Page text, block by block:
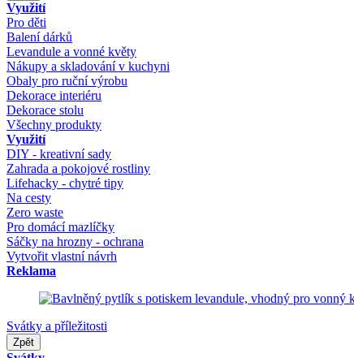
Využití
Pro děti
Balení dárků
Levandule a vonné květy
Nákupy a skladování v kuchyni
Obaly pro ruční výrobu
Dekorace interiéru
Dekorace stolu
Všechny produkty
Využití
DIY - kreativní sady
Zahrada a pokojové rostliny
Lifehacky - chytré tipy
Na cesty
Zero waste
Pro domácí mazlíčky
Sáčky na hrozny - ochrana
Vytvořit vlastní návrh
Reklama
Svátky a příležitosti
Zpět